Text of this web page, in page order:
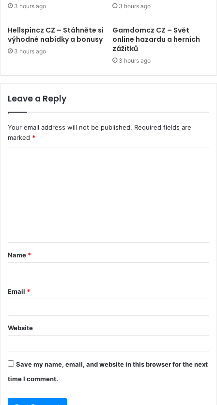
3 hours ago 3 hours ago
Hellspincz CZ – Stáhněte si
výhodné nabídky a bonusy
3 hours ago
Gamdomcz CZ – Svět
online hazardu a herních
zážitků
3 hours ago
Leave a Reply
Your email address will not be published. Required fields are
marked *
t
*
Name *
Email *
Website
Save my name, email, and website in this browser for the next
time I comment.